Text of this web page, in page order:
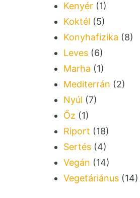
Kenyér (1)
Koktél (5)
Konyhafizika (8)
Leves (6)
Marha (1)
Mediterrán (2)
Nyúl (7)
Őz (1)
Riport (18)
Sertés (4)
Vegán (14)
Vegetáriánus (14)